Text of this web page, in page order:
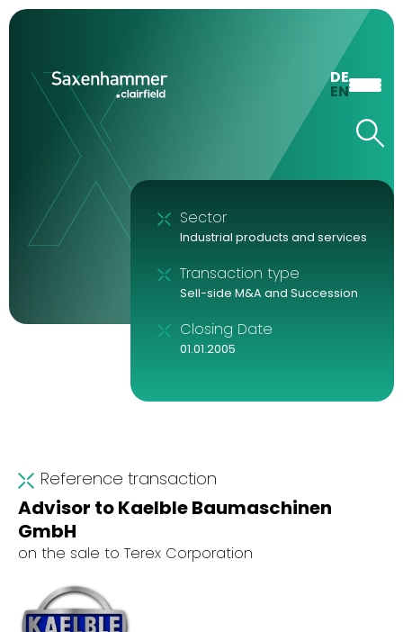
DE
EN
Reference transaction
Advisor to Kaelble Baumaschinen
GmbH
on the sale to Terex Corporation
Sector
Industrial products and services
Transaction type
Sell-side M&A and Succession
Closing Date
01.01.2005